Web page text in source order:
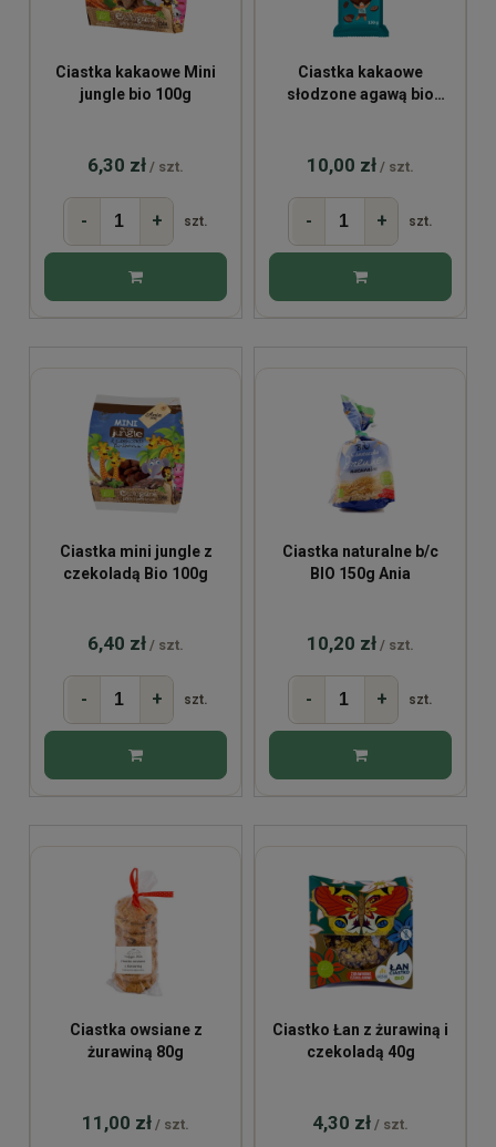
Ciastka kakaowe Mini
jungle bio 100g
6,30 zł / szt.
- + szt.
Ciastka kakaowe
słodzone agawą bio
10,00 zł / szt.
- + szt.
Ciastka mini jungle z
czekoladą Bio 100g
6,40 zł / szt.
- + szt.
Ciastka naturalne b/c
BIO 150g Ania
10,20 zł / szt.
- + szt.
Ciastka owsiane z
żurawiną 80g
11,00 zł / szt.
Ciastko Łan z żurawiną i
czekoladą 40g
4,30 zł / szt.